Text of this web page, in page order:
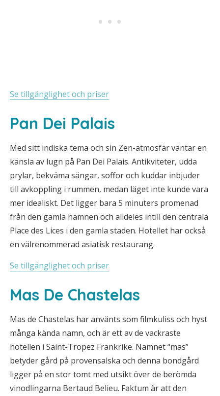
Se tillgänglighet och priser
Pan Dei Palais
Med sitt indiska tema och sin Zen-atmosfär väntar en
känsla av lugn på Pan Dei Palais. Antikviteter, udda
prylar, bekväma sängar, soffor och kuddar inbjuder
till avkoppling i rummen, medan läget inte kunde vara
mer idealiskt. Det ligger bara 5 minuters promenad
från den gamla hamnen och alldeles intill den centrala
Place des Lices i den gamla staden. Hotellet har också
en välrenommerad asiatisk restaurang.
Se tillgänglighet och priser
Mas De Chastelas
Mas de Chastelas har använts som filmkuliss och hyst
många kända namn, och är ett av de vackraste
hotellen i Saint-Tropez Frankrike. Namnet “mas”
betyder gård på provensalska och denna bondgård
ligger på en stor tomt med utsikt över de berömda
vinodlingarna Bertaud Belieu. Faktum är att den